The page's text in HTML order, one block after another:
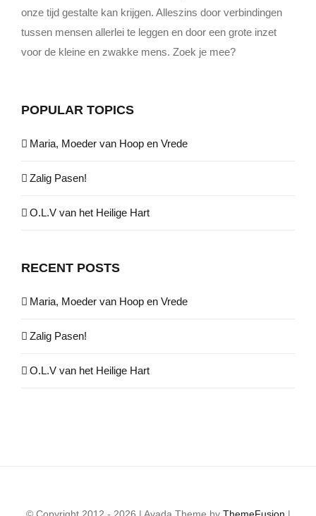
onze tijd gestalte kan krijgen. Alleszins door verbindingen
tussen mensen allerlei te leggen en door een grote inzet
voor de kleine en zwakke mens. Zoek je mee?
POPULAR TOPICS
Maria, Moeder van Hoop en Vrede
Zalig Pasen!
O.L.V van het Heilige Hart
RECENT POSTS
Maria, Moeder van Hoop en Vrede
Zalig Pasen!
O.L.V van het Heilige Hart